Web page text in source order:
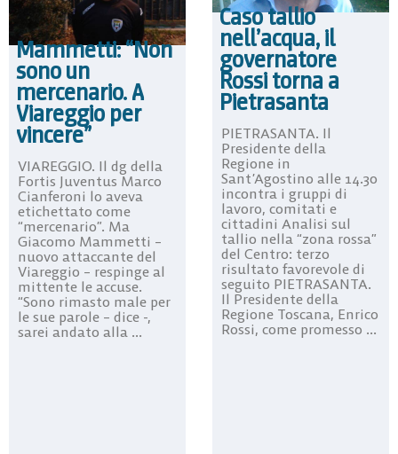
Mammetti: “Non
sono un
mercenario. A
Viareggio per
vincere”
VIAREGGIO. Il dg della
Fortis Juventus Marco
Cianferoni lo aveva
etichettato come
“mercenario”. Ma
Giacomo Mammetti –
nuovo attaccante del
Viareggio – respinge al
mittente le accuse.
“Sono rimasto male per
le sue parole – dice -,
sarei andato alla ...
Caso tallio
nell’acqua, il
governatore
Rossi torna a
Pietrasanta
PIETRASANTA. Il
Presidente della
Regione in
Sant’Agostino alle 14.30
incontra i gruppi di
lavoro, comitati e
cittadini Analisi sul
tallio nella “zona rossa”
del Centro: terzo
risultato favorevole di
seguito PIETRASANTA.
Il Presidente della
Regione Toscana, Enrico
Rossi, come promesso ...